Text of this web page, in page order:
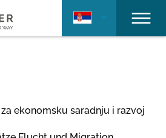
ekonomsku saradnju i razvoj